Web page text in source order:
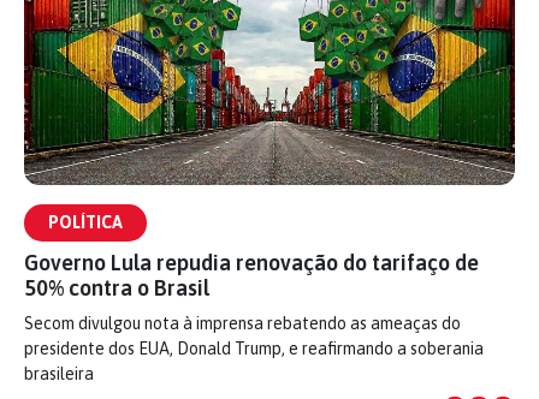
POLÍTICA
Governo Lula repudia renovação do tarifaço de
50% contra o Brasil
Secom divulgou nota à imprensa rebatendo as ameaças do
presidente dos EUA, Donald Trump, e reafirmando a soberania
brasileira